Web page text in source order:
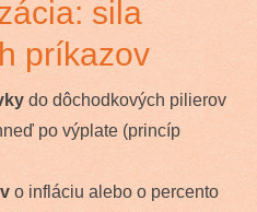
sila
príkazov
do dôchodkových pilierov
po výplate (princíp
o infláciu alebo o percento